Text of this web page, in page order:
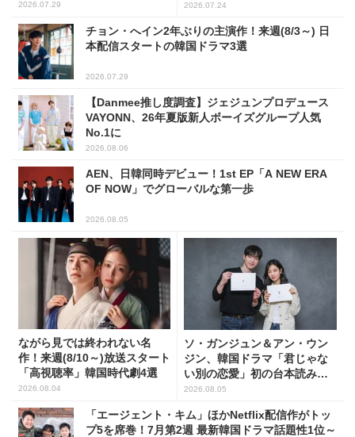
2026.07.29 2026.07.24
チョン・へイン2年ぶりの主演作！来週(8/3～) 日
本配信スタートの韓国ドラマ3選
2026.07.29
【Danmee推し度調査】ジェジュンプロデュース
VAYONN、26年夏版新人ボーイズグループ人気
No.1に
2026.08.06
AEN、日韓同時デビュー！1st EP「A NEW ERA
OF NOW」でグローバルな第一歩
2026.08.05
ながら見では終われない名
作！来週(8/10～)放送スタート
「高視聴率」韓国時代劇4選
2026.08.04
ソ・ガンジュン＆アン・ウン
ジン、韓国ドラマ「君じゃな
い別の恋愛」初の台本読み合
わせで抜群のケミ
2026.08.05
「エージェント・キム」ほかNetflix配信作がトッ
プ5を席巻！7月第2週 最新韓国ドラマ話題性1位～